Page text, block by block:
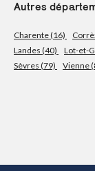
S'abonner
Autres
Charente (16)
Landes (40)
Lot-et-
Sèvres (79)
Vienne